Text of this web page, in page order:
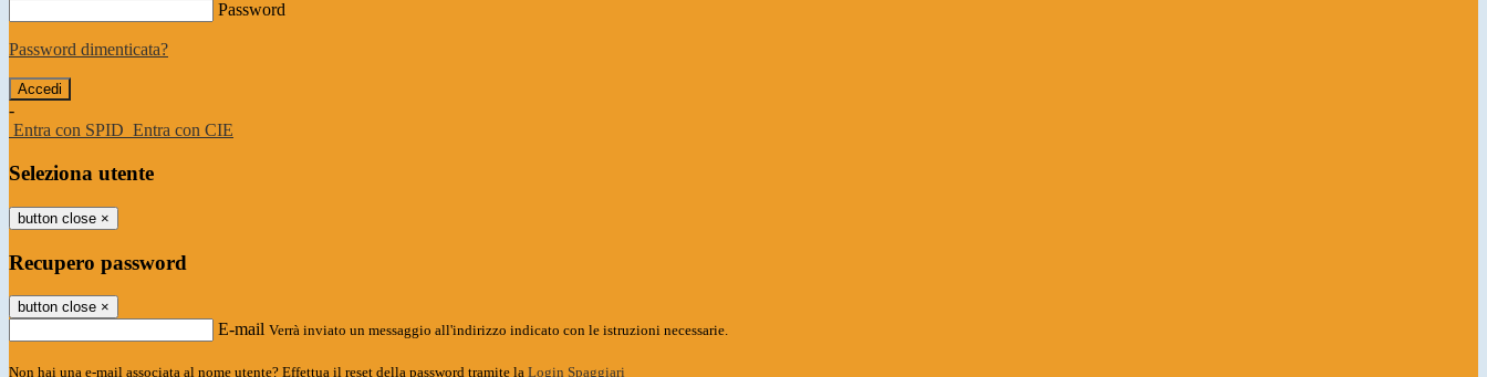
Password
Password dimenticata?
-
Entra con SPID Entra con CIE
Seleziona utente
button close ×
Recupero password
button close ×
E-mail Verrà inviato un messaggio all'indirizzo indicato con le istruzioni necessarie.
Non hai una e-mail associata al nome utente? Effettua il reset della password tramite la Login Spaggiari